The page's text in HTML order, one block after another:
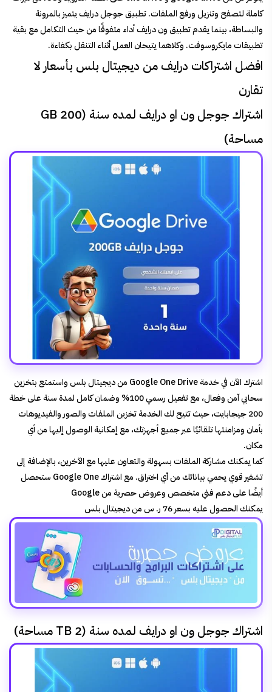
كاملة لتصفح وتنزيل ورفع الملفات. تطبيق جوجل درايف يتميز بالمرونة
والبساطة، بينما يقدم تطبيق ون درايف أداء متفوقًا من حيث التكامل مع بقية
تطبيقات مايكروسوفت. وكلاهما يتيحان العمل أثناء التنقل بكفاءة.
افضل اشتراكات درايف من ديجيتال بلس بأسعار لا
تقارن
اشتراك جوجل ون او درايف لمده سنة (200 GB
مساحة)
اشترك الآن في خدمة Google One Drive من ديجيتال بلس واستمتع بتخزين
سحابي آمن وفعال، مع تفعيل رسمي 100% وضمان كامل لمدة سنة على خطة
200 جيجابايت، حيث تتيح لك الخدمة تخزين الملفات والصور والفيديوهات
بأمان ومزامنتها تلقائيًا عبر جميع أجهزتك، مع إمكانية الوصول إليها من أي
مكان.
كما يمكنك مشاركة الملفات بسهولة والتعاون عليها مع الآخرين، بالإضافة إلى
تشفير قوي يحمي بياناتك من أي اختراق. مع اشتراك Google One ستحصل
أيضًا على دعم فني متخصص وعروض حصرية من Google
يمكنك الحصول عليه بسعر 76 ر. س من ديجيتال بلس
اشتراك جوجل ون او درايف لمده سنة (2 TB مساحة)